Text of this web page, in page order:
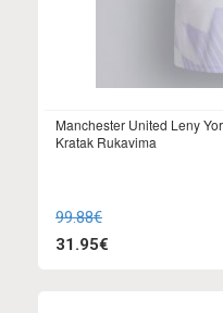
Manchester United Leny
Kratak Rukavima
99.88€
31.95€